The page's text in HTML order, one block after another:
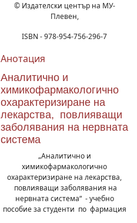
© Издателски център на МУ-
Плевен,
ISBN - 978-954-756-296-7
Анотация
Аналитично и
химикофармакологично
охарактеризиране на
лекарства, повлияващи
заболявания на нервната
система
„Аналитично и
химикофармакологично
охарактеризиране на лекарства,
повлияващи заболявания на
нервната система“ - учебно
пособие за студенти по фармация